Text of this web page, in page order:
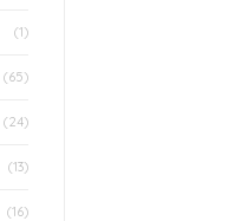
(1)
(65)
(24)
(13)
(16)